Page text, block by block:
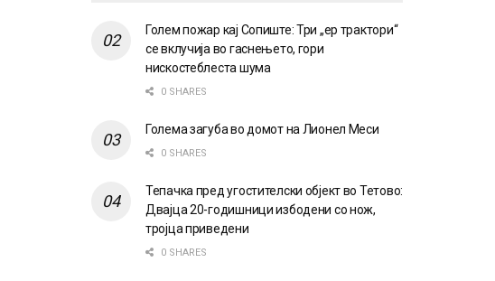
Голем пожар кај Сопиште: Три „ер трактори“
се вклучија во гаснењето, гори
нискостеблеста шума
0 SHARES
Голема загуба во домот на Лионел Меси
0 SHARES
Тепачка пред угостителски објект во Тетово:
Двајца 20-годишници избодени со нож,
тројца приведени
0 SHARES